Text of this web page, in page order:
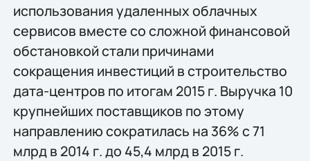
использования удаленных облачных
сервисов вместе со сложной финансовой
обстановкой стали причинами
сокращения инвестиций в строительство
дата-центров по итогам 2015 г. Выручка 10
крупнейших поставщиков по этому
направлению сократилась на 36% с 71
млрд в 2014 г. до 45,4 млрд в 2015 г.